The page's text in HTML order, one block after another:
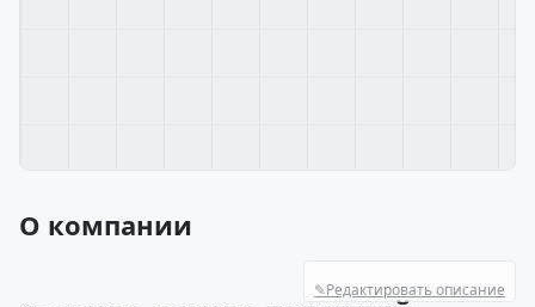
О компании
✎Редактировать описание